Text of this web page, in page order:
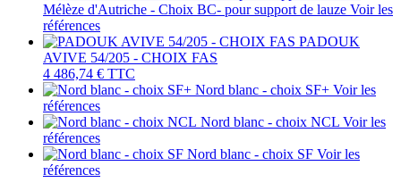
Mélèze d'Autriche - Choix BC- pour support de lauze Voir les
références
PADOUK
AVIVE 54/205 - CHOIX FAS
4 486,74 € TTC
Nord blanc - choix SF+ Voir les
références
Nord blanc - choix NCL Voir les
références
Nord blanc - choix SF Voir les
références